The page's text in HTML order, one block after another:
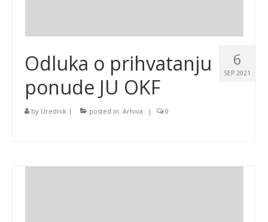
6
SEP 2021
Odluka o prihvatanju
ponude JU OKF
by Urednik | posted in: Arhiva | 0